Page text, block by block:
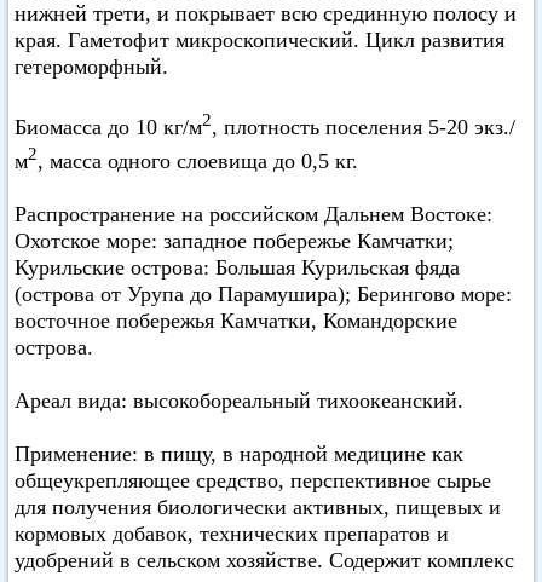
нижней трети, и покрывает всю срединную полосу и
края. Гаметофит микроскопический. Цикл развития
гетероморфный.
Биомасса до 10 кг/м2, плотность поселения 5-20 экз./
м2, масса одного слоевища до 0,5 кг.
Распространение на российском Дальнем Востоке:
Охотское море: западное побережье Камчатки;
Курильские острова: Большая Курильская фяда
(острова от Урупа до Парамушира); Берингово море:
восточное побережья Камчатки, Командорские
острова.
Ареал вида: высокобореальный тихоокеанский.
Применение: в пищу, в народной медицине как
общеукрепляющее средство, перспективное сырье
для получения биологически активных, пищевых и
кормовых добавок, технических препаратов и
удобрений в сельском хозяйстве. Содержит комплекс